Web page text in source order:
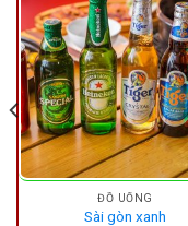
ĐỒ UỐNG
Sài gòn xanh